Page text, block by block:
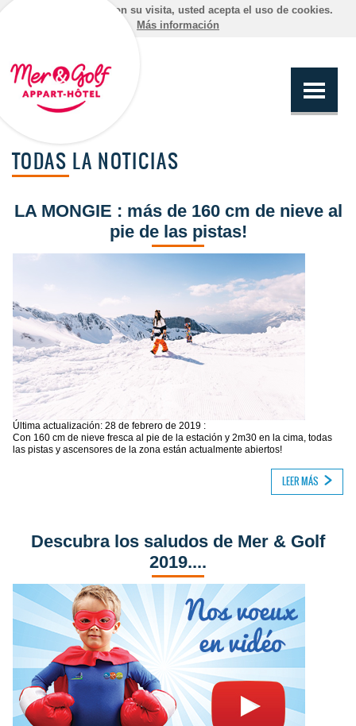
Al continuar con su visita, usted acepta el uso de cookies.
Más información
TODAS LA NOTICIAS
LA MONGIE : más de 160 cm de nieve al
pie de las pistas!
Última actualización: 28 de febrero de 2019 :
Con 160 cm de nieve fresca al pie de la estación y 2m30 en la cima, todas
las pistas y ascensores de la zona están actualmente abiertos!
LEER MÁS
Descubra los saludos de Mer & Golf
2019....